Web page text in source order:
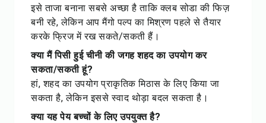
इसे ताजा बनाना सबसे अच्छा है ताकि क्लब सोडा की फिज़
बनी रहे, लेकिन आप मैंगो पल्प का मिश्रण पहले से तैयार
करके फ्रिज में रख सकते/सकती हैं।
क्या मैं पिसी हुई चीनी की जगह शहद का उपयोग कर
सकता/सकती हूं?
हां, शहद का उपयोग प्राकृतिक मिठास के लिए किया जा
सकता है, लेकिन इससे स्वाद थोड़ा बदल सकता है।
क्या यह पेय बच्चों के लिए उपयुक्त है?